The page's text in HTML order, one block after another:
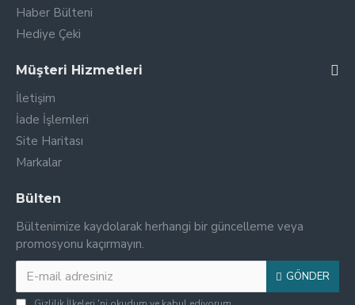
Haber Bülteni
Hediye Çeki
Müşteri Hizmetleri
İletişim
İade İşlemleri
Site Haritası
Markalar
Bülten
Bültenimize kaydolarak herhangi bir güncelleme veya
promosyonu kaçırmayın.
GÖNDER